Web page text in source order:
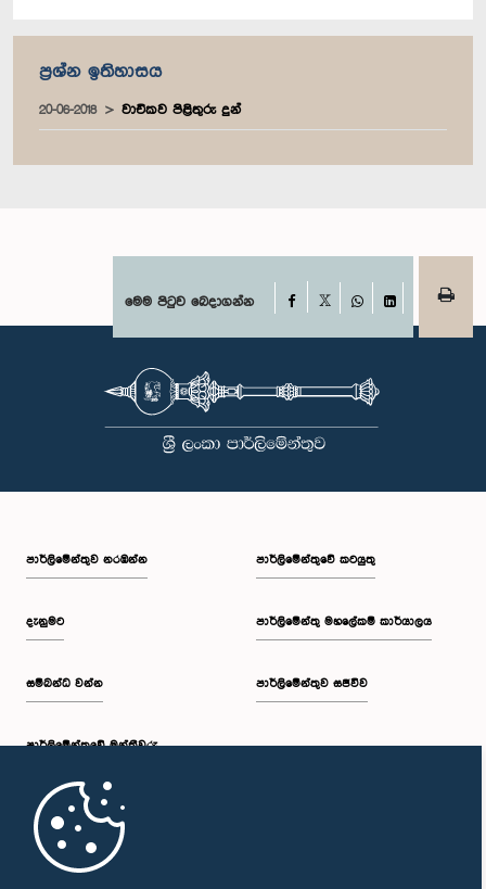
ප්‍රශ්න ඉතිහාසය
20-06-2018 වාචිකව පිළිතුරු දුන්
මෙම පිටුව බෙදාගන්න Facebook
WhatsAppLinkedIn
පාර්ලි‌මේන්තුව නරඹන්න
දැනුමට
සම්බන්ධ වන්න
පාර්ලි‌මේන්තුවේ මන්ත්‍රීවරු
මුල් පිටුව
පාර්ලිමේන්තුවේ කටයුතු
පාර්ලිමේන්තු මහලේකම් කාර්යාලය
පාර්ලිමේන්තුව සජීවීව